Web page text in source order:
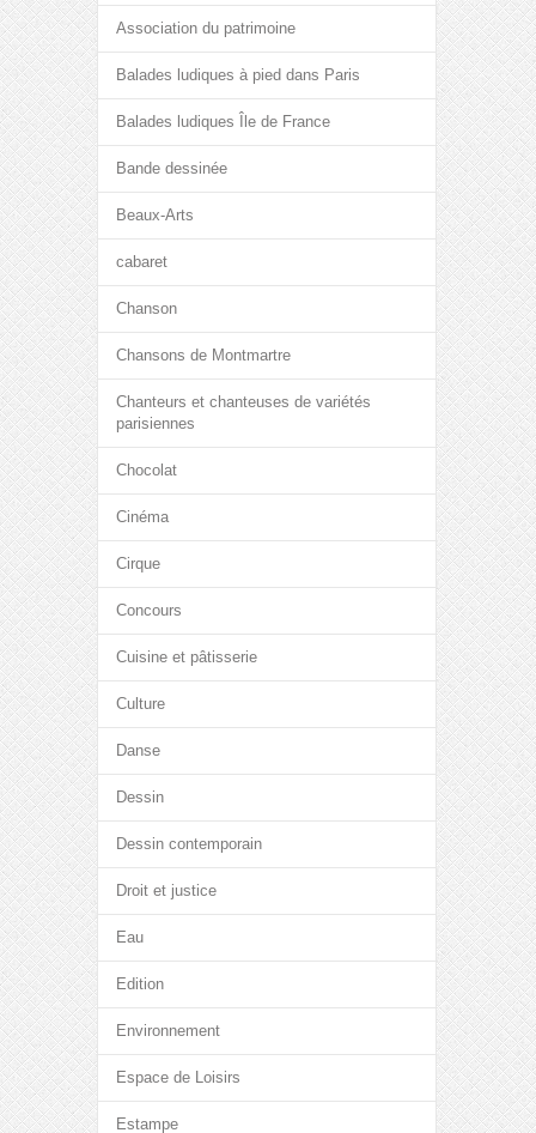
Association du patrimoine
Balades ludiques à pied dans Paris
Balades ludiques Île de France
Bande dessinée
Beaux-Arts
cabaret
Chanson
Chansons de Montmartre
Chanteurs et chanteuses de variétés
parisiennes
Chocolat
Cinéma
Cirque
Concours
Cuisine et pâtisserie
Culture
Danse
Dessin
Dessin contemporain
Droit et justice
Eau
Edition
Environnement
Espace de Loisirs
Estampe